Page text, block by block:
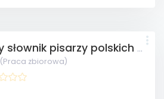
Mały słownik pisarzy polskich cz. 1, 2
(Praca zbiorowa)